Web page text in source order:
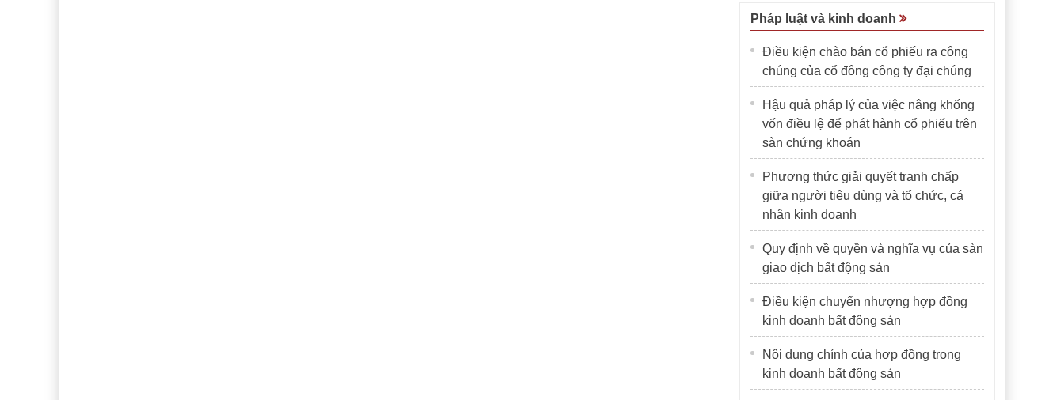
Pháp luật và kinh doanh
Điều kiện chào bán cổ phiếu ra công
chúng của cổ đông công ty đại chúng
Hậu quả pháp lý của việc nâng khống
vốn điều lệ để phát hành cổ phiếu trên
sàn chứng khoán
Phương thức giải quyết tranh chấp
giữa người tiêu dùng và tổ chức, cá
nhân kinh doanh
Quy định về quyền và nghĩa vụ của sàn
giao dịch bất động sản
Điều kiện chuyển nhượng hợp đồng
kinh doanh bất động sản
Nội dung chính của hợp đồng trong
kinh doanh bất động sản